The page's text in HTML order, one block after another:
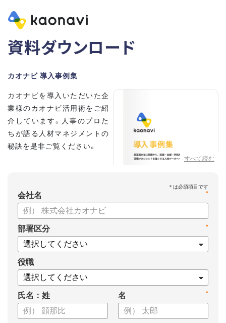
資料ダウンロード
カオナビ 導入事例集
すべて読む
カオナビを導入いただいた企
業様のカオナビ活用術をご紹
介しています。人事のプロた
ちが語る人材マネジメントの
秘訣を是非ご覧ください。
*
会社名
*
部署区分
役職
氏名：姓 *
名